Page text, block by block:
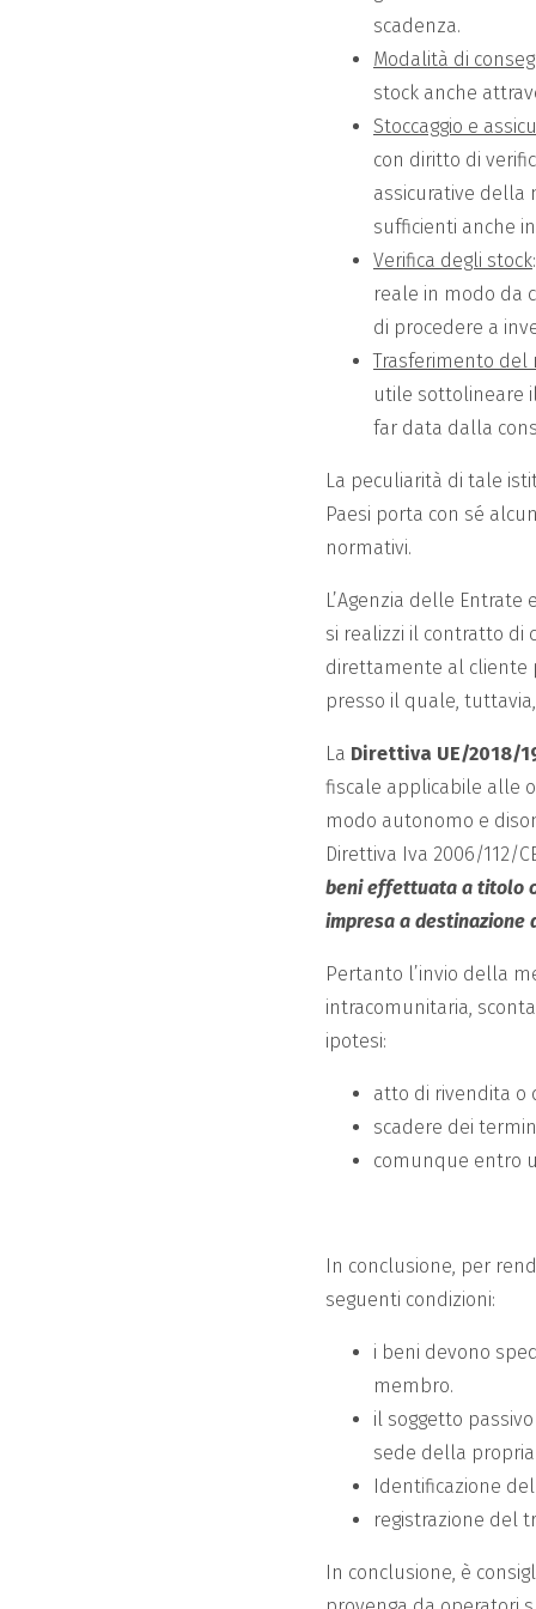
scadenza.
Modalità di
stock anche
Stoccaggio e
con diritto di
assicurative della
sufficienti anche
Verifica degli stock
reale in modo da
di procedere a
Trasferimento del
utile sottolineare
far data dalla
La peculiarità di tale
Paesi porta con sé
normativi.
L’Agenzia delle
si realizzi il contratto di c
direttamente al cliente
presso il quale,
La Direttiva UE/2018/
fiscale applicabile alle
modo autonomo e
Direttiva Iva 2006/112/
beni effettuata a titolo
impresa a
Pertanto l’invio della
intracomunitaria,
ipotesi:
atto di rivendita o
scadere dei
comunque entro
In conclusione, per
seguenti condizioni:
i beni devono
membro.
il soggetto
sede della
Identificazione
registrazione del
In conclusione, è